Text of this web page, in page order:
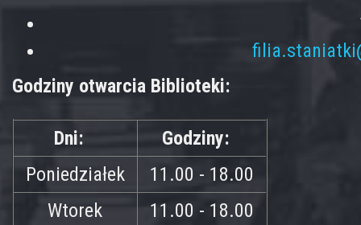
Godziny otwarcia Biblioteki:
Dni:
Godziny:
Poniedziałek
11.00 - 18.00
Wtorek
11.00 - 18.00